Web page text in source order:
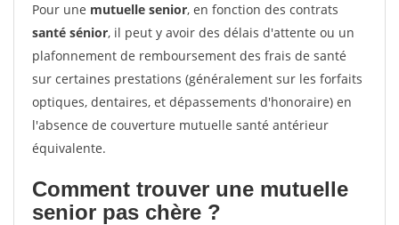
Pour une mutuelle senior, en fonction des contrats
santé sénior, il peut y avoir des délais d'attente ou un
plafonnement de remboursement des frais de santé
sur certaines prestations (généralement sur les forfaits
optiques, dentaires, et dépassements d'honoraire) en
l'absence de couverture mutuelle santé antérieur
équivalente.
Comment trouver une mutuelle
senior pas chère ?